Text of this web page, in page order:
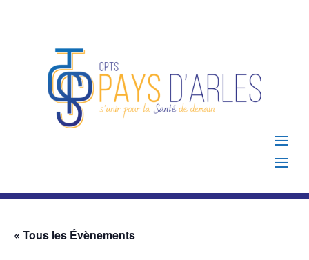
« Tous les Évènements